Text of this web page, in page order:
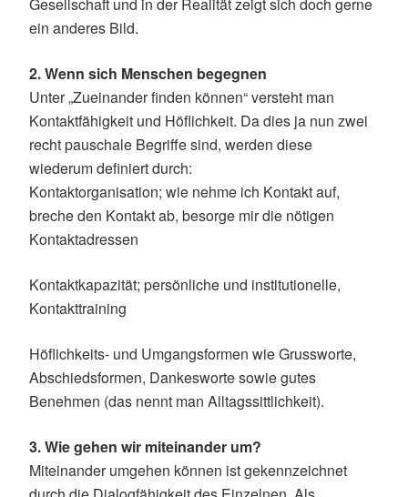
ein anderes Bild.
2. Wenn sich Menschen begegnen
Unter „Zueinander finden können“ versteht man
Kontaktfähigkeit und Höflichkeit. Da dies ja nun zwei
recht pauschale Begriffe sind, werden diese
wiederum definiert durch:
Kontaktorganisation; wie nehme ich Kontakt auf,
breche den Kontakt ab, besorge mir die nötigen
Kontaktadressen
Kontaktkapazität; persönliche und institutionelle,
Kontakttraining
Höflichkeits- und Umgangsformen wie Grussworte,
Abschiedsformen, Dankesworte sowie gutes
Benehmen (das nennt man Alltagssittlichkeit).
3. Wie gehen wir miteinander um?
Miteinander umgehen können ist gekennzeichnet